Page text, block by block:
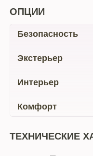
ОПЦИИ
Безопасность
Экстерьер
Интерьер
Комфорт
ТЕХНИЧЕСКИЕ